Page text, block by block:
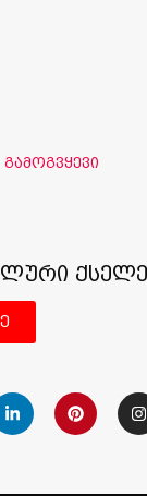
გამოგვყევი